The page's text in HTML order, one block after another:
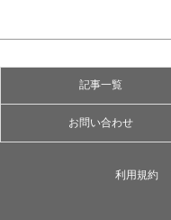
記事一覧
お問い合わせ
利用規約